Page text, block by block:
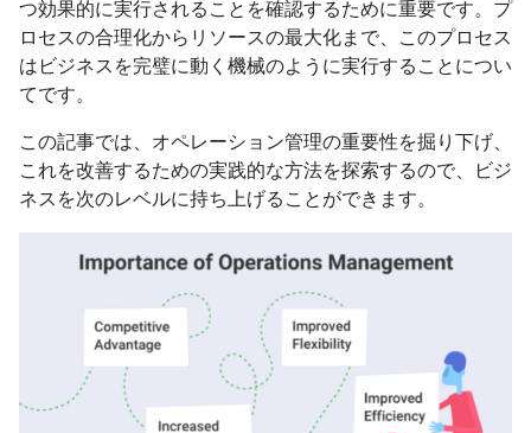
つ効果的に実行されることを確認するために重要です。プ
ロセスの合理化からリソースの最大化まで、このプロセス
はビジネスを完璧に動く機械のように実行することについ
てです。
この記事では、オペレーション管理の重要性を掘り下げ、
これを改善するための実践的な方法を探索するので、ビジ
ネスを次のレベルに持ち上げることができます。